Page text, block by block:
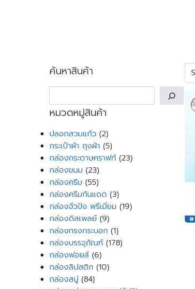
ค้นหาสินค้า
Search
หมวดหมู่สินค้า
ปลอกสวมแก้ว 22
products
กระเป๋าผ้า ถุงผ้า 55
products
กล่องกระดาษคราฟท์ 2323
กล่องขนม 2323
products
กล่องครีม 5555
products
กล่องครีมกันแดด 33
products
กล่องจั่วปัง พรีเมี่ยม 1919
กล่องดิสเพลย์ 99
products
กล่องทรงกระบอก 11
product
กล่องบรรจุภัณฑ์ 178178
กล่องฟอยล์ 66
products
กล่องลิปสติก 1010
กล่องสบู่ 8484